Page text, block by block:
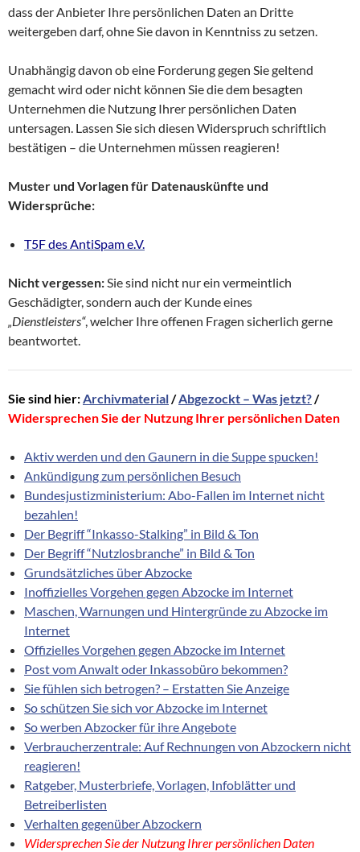
dass der Anbieter Ihre persönlichen Daten an Dritte
weitergeben darf, ohne Sie davon in Kenntniss zu setzen.
Unabhängig davon ob eine Forderung gegen Sie geltend
gemacht wird oder nicht können Sie die dem besagten
Unternehmen die Nutzung Ihrer persönlichen Daten
untersagen. Lassen Sie sich diesen Widerspruch schriftlich
bestätigen – die Unternehmen müssen reagieren!
Muster und Vorlagen für Datenauskünfte und
Widersprüche:
T5F des AntiSpam e.V.
Nicht vergessen:Sie sind nicht nur ein vermeintlich
Geschädigter, sondern auch der Kunde eines
„Dienstleisters“, welcher Ihre offenen Fragen sicherlich gerne
beantwortet.
Sie sind hier:Archivmaterial/Abgezockt – Was jetzt?/
Widersprechen Sie der Nutzung Ihrer persönlichen Daten
Aktiv werden und den Gaunern in die Suppe spucken!
Ankündigung zum persönlichen Besuch
Bundesjustizministerium: Abo-Fallen im Internet nicht
bezahlen!
Der Begriff “Inkasso-Stalking” in Bild & Ton
Der Begriff “Nutzlosbranche” in Bild & Ton
Grundsätzliches über Abzocke
Inoffizielles Vorgehen gegen Abzocke im Internet
Maschen, Warnungen und Hintergründe zu Abzocke im
Internet
Offizielles Vorgehen gegen Abzocke im Internet
Post vom Anwalt oder Inkassobüro bekommen?
Sie fühlen sich betrogen? – Erstatten Sie Anzeige
So schützen Sie sich vor Abzocke im Internet
So werben Abzocker für ihre Angebote
Verbraucherzentrale: Auf Rechnungen von Abzockern nicht
reagieren!
Ratgeber, Musterbriefe, Vorlagen, Infoblätter und
Betreiberlisten
Verhalten gegenüber Abzockern
Widersprechen Sie der Nutzung Ihrer persönlichen Daten